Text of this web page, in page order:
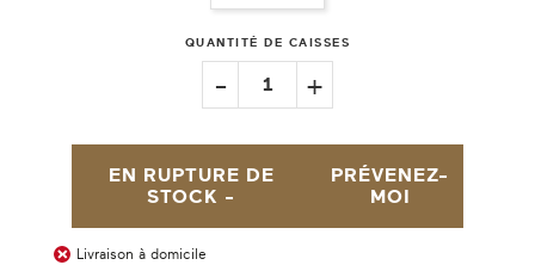
QUANTITÉ DE CAISSES
- 1 +
EN RUPTURE DE
STOCK -
PRÉVENEZ-
MOI
Livraison à domicile